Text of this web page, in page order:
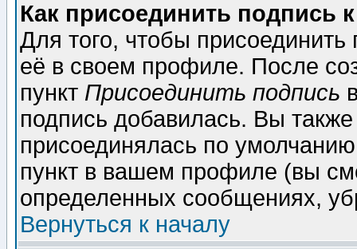
Как присоединить подпись
Для того, чтобы
её в своем профиле. После
пункт Присоединить подпись
подпись добавилась. Вы
присоединялась по
пункт в вашем профиле (вы
определенных сообщениях,
Вернуться к началу